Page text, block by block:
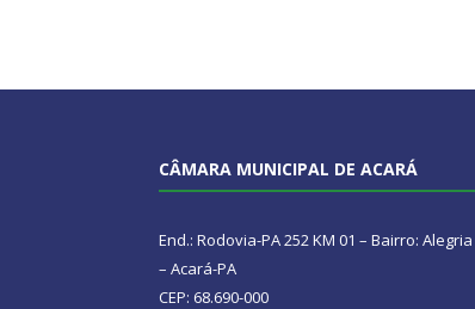
CÂMARA MUNICIPAL DE ACARÁ
End.: Rodovia-PA 252 KM 01 – Bairro: Alegria
– Acará-PA
CEP: 68.690-000